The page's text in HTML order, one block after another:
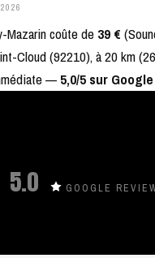
Mazarin coûte de 39 €
Cloud (92210), à 20 km
— 5,0/5 sur
5.0 GOOGLE